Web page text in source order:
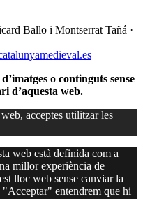
Ballo i Montserrat Tañá ·
o continguts sense
d’aquesta web.
acceptes utilitzar les
web està definida com a
millor experiència de
lloc web sense canviar la
entendrem que hi